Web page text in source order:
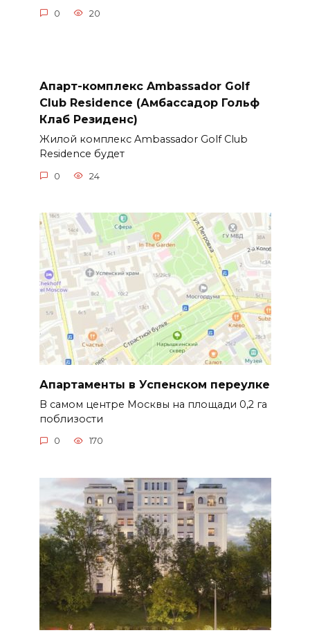
0 20
Апарт-комплекс Ambassador Golf
Club Residence (Амбассадор Гольф
Клаб Резиденс)
Жилой комплекс Ambassador Golf Club
Residence будет
0 24
Апартаменты в Успенском переулке
В самом центре Москвы на площади 0,2 га
поблизости
0 170